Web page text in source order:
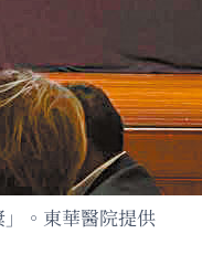
。東華醫院提供